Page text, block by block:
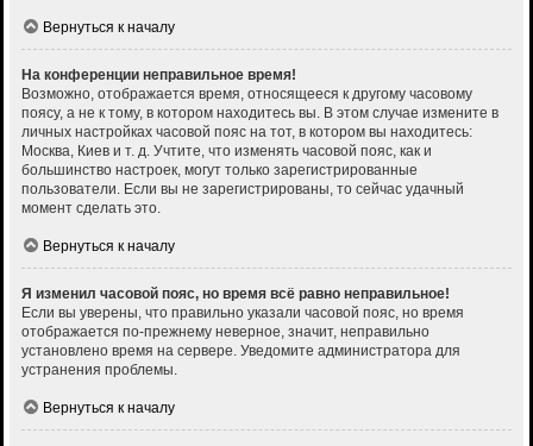
Вернуться к началу
На конференции неправильное время!
Возможно, отображается время, относящееся к другому часовому
поясу, а не к тому, в котором находитесь вы. В этом случае измените в
личных настройках часовой пояс на тот, в котором вы находитесь:
Москва, Киев и т. д. Учтите, что изменять часовой пояс, как и
большинство настроек, могут только зарегистрированные
пользователи. Если вы не зарегистрированы, то сейчас удачный
момент сделать это.
Вернуться к началу
Я изменил часовой пояс, но время всё равно неправильное!
Если вы уверены, что правильно указали часовой пояс, но время
отображается по-прежнему неверное, значит, неправильно
установлено время на сервере. Уведомите администратора для
устранения проблемы.
Вернуться к началу